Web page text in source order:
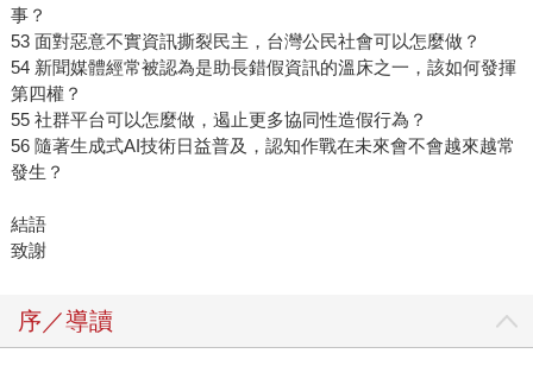
事？
53 面對惡意不實資訊撕裂民主，台灣公民社會可以怎麼做？
54 新聞媒體經常被認為是助長錯假資訊的溫床之一，該如何發揮
第四權？
55 社群平台可以怎麼做，遏止更多協同性造假行為？
56 隨著生成式AI技術日益普及，認知作戰在未來會不會越來越常
發生？
結語
致謝
序／導讀